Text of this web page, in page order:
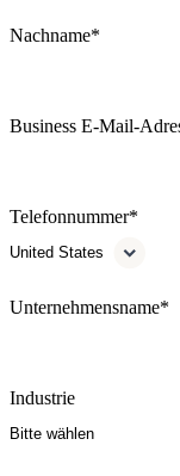
Nachname*
Business E-Mail-
Telefonnummer*
Unternehmensname*
Industrie